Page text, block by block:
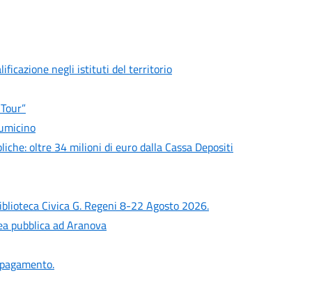
negli istituti del territorio
oltre 34 milioni di euro dalla Cassa Depositi
Civica G. Regeni 8-22 Agosto 2026.
pubblica ad Aranova